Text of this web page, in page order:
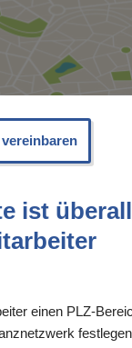
ist überall
einen PLZ-